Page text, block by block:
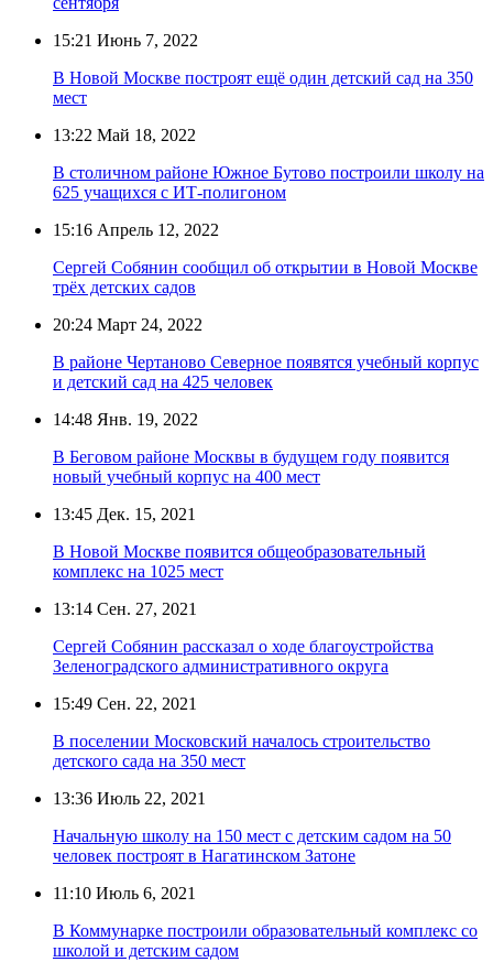
15:21 Июнь 7, 2022
В Новой Москве построят ещё один детский сад на 350
мест
13:22 Май 18, 2022
В столичном районе Южное Бутово построили школу на
625 учащихся с ИТ-полигоном
15:16 Апрель 12, 2022
Сергей Собянин сообщил об открытии в Новой Москве
трёх детских садов
20:24 Март 24, 2022
В районе Чертаново Северное появятся учебный корпус
и детский сад на 425 человек
14:48 Янв. 19, 2022
В Беговом районе Москвы в будущем году появится
новый учебный корпус на 400 мест
13:45 Дек. 15, 2021
В Новой Москве появится общеобразовательный
комплекс на 1025 мест
13:14 Сен. 27, 2021
Сергей Собянин рассказал о ходе благоустройства
Зеленоградского административного округа
15:49 Сен. 22, 2021
В поселении Московский началось строительство
детского сада на 350 мест
13:36 Июль 22, 2021
Начальную школу на 150 мест с детским садом на 50
человек построят в Нагатинском Затоне
11:10 Июль 6, 2021
В Коммунарке построили образовательный комплекс со
школой и детским садом